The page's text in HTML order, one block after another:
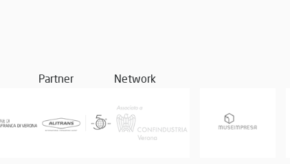
Partner Network